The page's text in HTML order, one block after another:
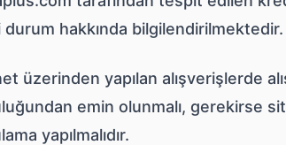
durum hakkında bilgilendirilmektedir.
üzerinden yapılan alışverişlerde
emin olunmalı, gerekirse
yapılmalıdır.